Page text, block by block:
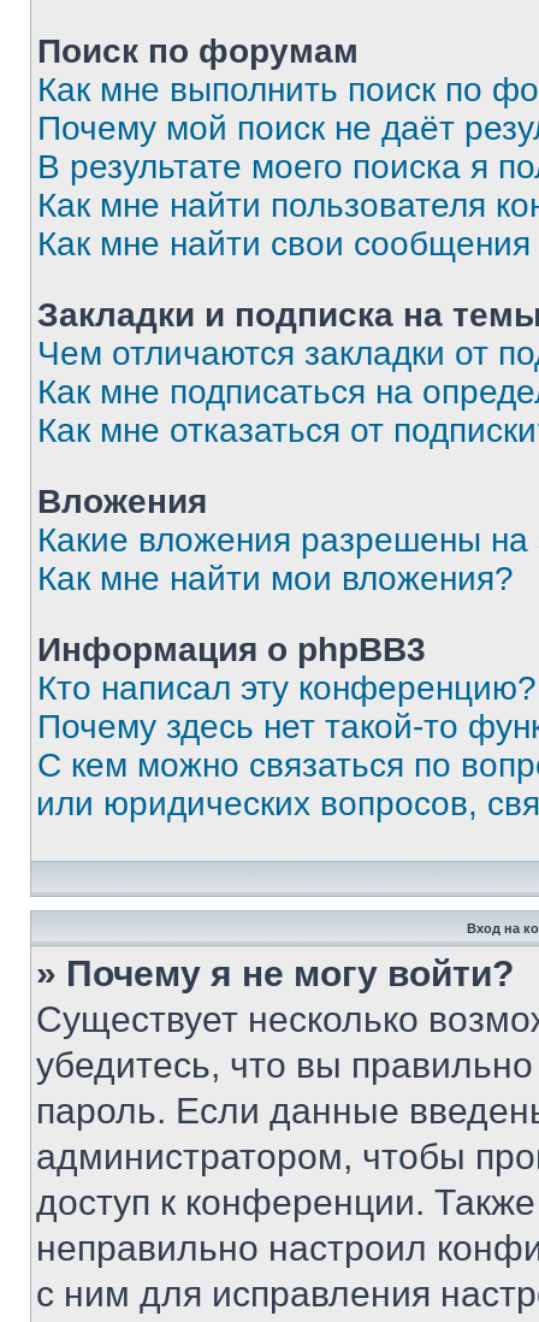
Поиск по форумам
Как мне выполнить поиск по
Почему мой поиск не даёт
В результате моего поиска я
Как мне найти пользователя
Как мне найти свои
Закладки и подписка на
Чем отличаются закладки от
Как мне подписаться на
Как мне отказаться от
Вложения
Какие вложения разрешены
Как мне найти мои вложения?
Информация о phpBB3
Кто написал эту конференцию?
Почему здесь нет такой-то
С кем можно связаться по
или юридических вопросов,
Вход на
» Почему я не могу войти?
Существует несколько
убедитесь, что вы
пароль. Если данные
администратором, чтобы
доступ к конференции.
неправильно настроил
с ним для исправления